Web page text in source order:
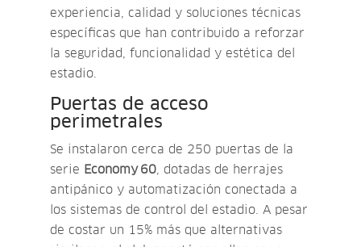
experiencia, calidad y soluciones técnicas
específicas que han contribuido a reforzar
la seguridad, funcionalidad y estética del
estadio.
Puertas de acceso
perimetrales
Se instalaron cerca de 250 puertas de la
serie Economy 60 , dotadas de herrajes
antipánico y automatización conectada a
los sistemas de control del estadio. A pesar
de costar un 15% más que alternativas